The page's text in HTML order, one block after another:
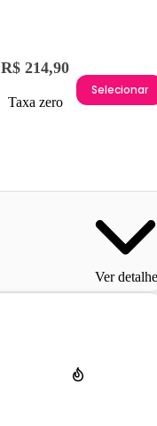
R$ 214,90
Taxa zero
Selecionar
Ver